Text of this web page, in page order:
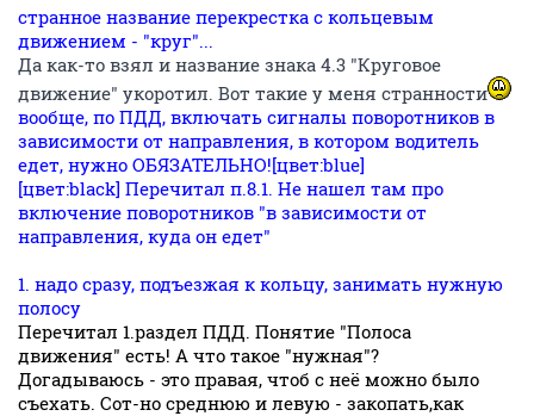
странное название перекрестка с кольцевым
движением - "круг"...
Да как-то взял и название знака 4.3 "Круговое
движение" укоротил. Вот такие у меня странности
вообще, по ПДД, включать сигналы поворотников в
зависимости от направления, в котором водитель
едет, нужно ОБЯЗАТЕЛЬНО![цвет:blue]
[цвет:black] Перечитал п.8.1. Не нашел там про
включение поворотников "в зависимости от
направления, куда он едет"
1. надо сразу, подъезжая к кольцу, занимать нужную
полосу
Перечитал 1.раздел ПДД. Понятие "Полоса
движения" есть! А что такое "нужная"?
Догадываюсь - это правая, чтоб с неё можно было
съехать. Сот-но среднюю и левую - закопать,как